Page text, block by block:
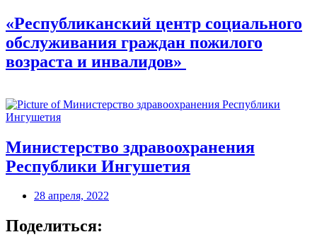
«Республиканский центр социального
обслуживания граждан пожилого
возраста и инвалидов»
Министерство здравоохранения
Республики Ингушетия
28 апреля, 2022
Поделиться: